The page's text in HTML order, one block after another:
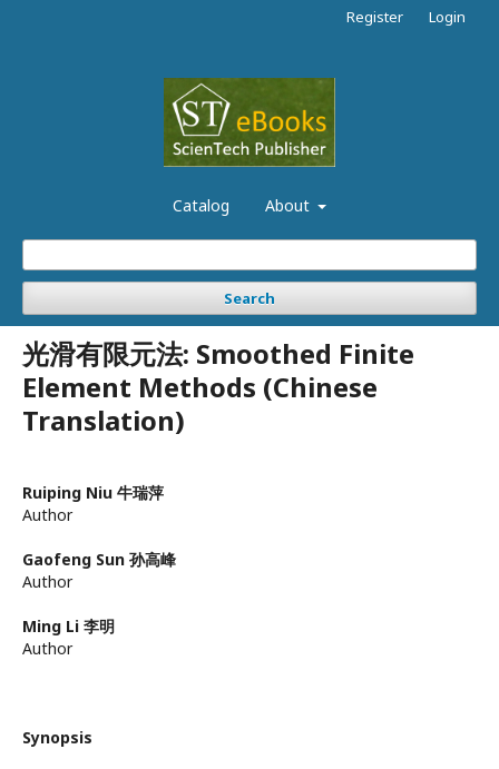
Catalog About
Search
Register Login
光滑有限元法: Smoothed Finite
Element Methods (Chinese
Translation)
Ruiping Niu 牛瑞萍
Author
Gaofeng Sun 孙高峰
Author
Ming Li 李明
Author
Synopsis